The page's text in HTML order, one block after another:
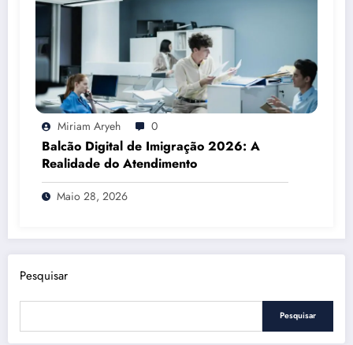
Miriam Aryeh 0
Balcão Digital de Imigração 2026: A
Realidade do Atendimento
Maio 28, 2026
Pesquisar
Pesquisar